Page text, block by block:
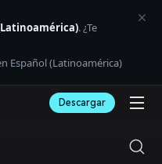
. ¿Te
Español (Latinoamérica)
Descargar